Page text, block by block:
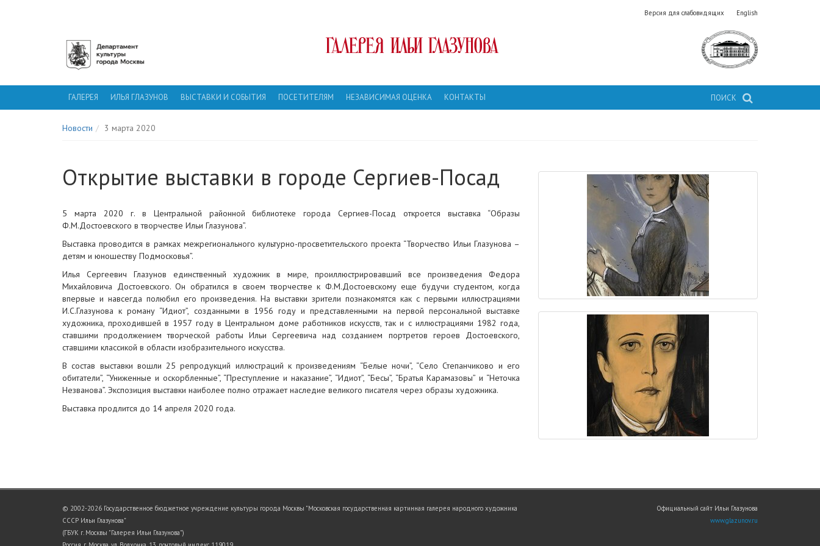
Версия для слабовидящих English
ГАЛЕРЕЯ ИЛЬИ ГЛАЗУНОВА
ПОИСК
ГАЛЕРЕЯ ИЛЬЯ ГЛАЗУНОВ ВЫСТАВКИ И СОБЫТИЯ ПОСЕТИТЕЛЯМ НЕЗАВИСИМАЯ ОЦЕНКА КОНТАКТЫ
Новости 3 марта 2020
Открытие выставки в городе Сергиев-Посад
5 марта 2020 г. в Центральной районной библиотеке города Сергиев-Посад откроется выставка “Образы
Ф.М.Достоевского в творчестве Ильи Глазунова”.
Выставка проводится в рамках межрегионального культурно-просветительского проекта “Творчество Ильи Глазунова –
детям и юношеству Подмосковья”.
Илья Сергеевич Глазунов единственный художник в мире, проиллюстрировавший все произведения Федора
Михайловича Достоевского. Он обратился в своем творчестве к Ф.М.Достоевскому еще будучи студентом, когда
впервые и навсегда полюбил его произведения. На выставки зрители познакомятся как с первыми иллюстрациями
И.С.Глазунова к роману “Идиот”, созданными в 1956 году и представленными на первой персональной выставке
художника, проходившей в 1957 году в Центральном доме работников искусств, так и с иллюстрациями 1982 года,
ставшими продолжением творческой работы Ильи Сергеевича над созданием портретов героев Достоевского,
ставшими классикой в области изобразительного искусства.
В состав выставки вошли 25 репродукций иллюстраций к произведениям “Белые ночи”, “Село Степанчиково и его
обитатели”, “Униженные и оскорбленные”, “Преступление и наказание”, “Идиот”, “Бесы”, “Братья Карамазовы” и “Неточка
Незванова”. Экспозиция выставки наиболее полно отражает наследие великого писателя через образы художника.
Выставка продлится до 14 апреля 2020 года.
© 2002-2026 Государственное бюджетное учреждение культуры города Москвы "Московская государственная картинная галерея народного художника
СССР Ильи Глазунова"
(ГБУК г. Москвы "Галерея Ильи Глазунова")
Официальный сайт Ильи Глазунова
www.glazunov.ru